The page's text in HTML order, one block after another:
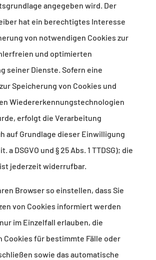
angegeben wird. Der
hat ein berechtigtes Interesse
von notwendigen Cookies zur
und optimierten
seiner Dienste. Sofern eine
Speicherung von Cookies und
Wiedererkennungstechnologien
erfolgt die Verarbeitung
auf Grundlage dieser Einwilligung
a DSGVO und § 25 Abs. 1 TTDSG); die
jederzeit widerrufbar.
Browser so einstellen, dass Sie
von Cookies informiert werden
im Einzelfall erlauben, die
Cookies für bestimmte Fälle oder
sowie das automatische